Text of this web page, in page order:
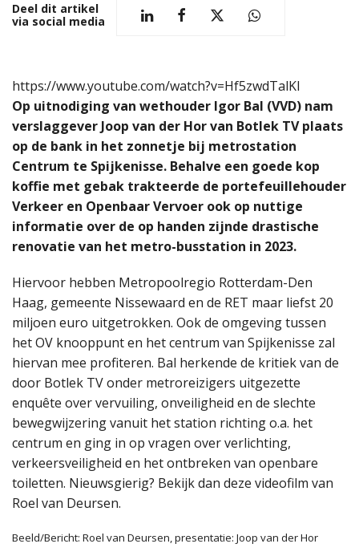
Deel dit artikel
via social media
https://www.youtube.com/watch?v=Hf5zwdTalKI
Op uitnodiging van wethouder Igor Bal (VVD) nam
verslaggever Joop van der Hor van Botlek TV plaats
op de bank in het zonnetje bij metrostation
Centrum te Spijkenisse. Behalve een goede kop
koffie met gebak trakteerde de portefeuillehouder
Verkeer en Openbaar Vervoer ook op nuttige
informatie over de op handen zijnde drastische
renovatie van het metro-busstation in 2023.
Hiervoor hebben Metropoolregio Rotterdam-Den
Haag, gemeente Nissewaard en de RET maar liefst 20
miljoen euro uitgetrokken. Ook de omgeving tussen
het OV knooppunt en het centrum van Spijkenisse zal
hiervan mee profiteren. Bal herkende de kritiek van de
door Botlek TV onder metroreizigers uitgezette
enquête over vervuiling, onveiligheid en de slechte
bewegwijzering vanuit het station richting o.a. het
centrum en ging in op vragen over verlichting,
verkeersveiligheid en het ontbreken van openbare
toiletten. Nieuwsgierig? Bekijk dan deze videofilm van
Roel van Deursen.
Beeld/Bericht: Roel van Deursen, presentatie: Joop van der Hor